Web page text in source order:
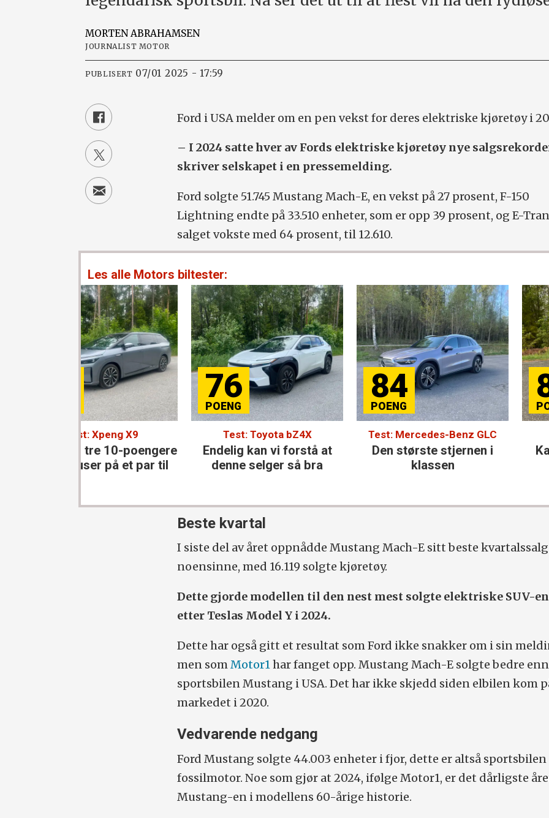
MORTEN ABRAHAMSEN
JOURNALIST MOTOR
PUBLISERT 07/01 2025 - 17:59
Ford i USA melder om en pen vekst for deres elektriske kjøretøy i
– I 2024 satte hver av Fords elektriske kjøretøy nye
skriver selskapet i en pressemelding.
Ford solgte 51.745 Mustang Mach-E, en vekst på 27 prosent, F-150
Lightning endte på 33.510 enheter, som er opp 39 prosent, og E-
salget vokste med 64 prosent, til 12.610.
Les alle Motors biltester:
76
Test: Toyota bZ4X
Endelig kan vi forstå at
denne selger så bra
84
Test: Mercedes-Benz GLC
Den største stjernen i
klassen
81
Test: BYD Atto EVO
Kanskje er dette
Beste kvartal
I siste del av året oppnådde Mustang Mach-E sitt beste kvartalssalg
noensinne, med 16.119 solgte kjøretøy.
Dette gjorde modellen til den nest mest solgte elektriske SUV-en
etter Teslas Model Y i 2024.
Dette har også gitt et resultat som Ford ikke snakker om i sin
men somMotor1har fanget opp. Mustang Mach-E solgte bedre enn
sportsbilen Mustang i USA. Det har ikke skjedd siden elbilen kom
markedet i 2020.
Vedvarende nedgang
Ford Mustang solgte 44.003 enheter i fjor, dette er altså sportsbilen
fossilmotor. Noe som gjør at 2024, ifølge Motor1, er det dårligste
Mustang-en i modellens 60-årige historie.